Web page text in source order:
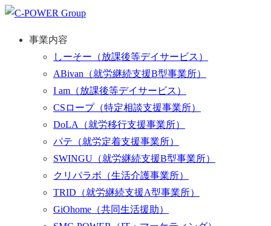
事業内容
しーそー （放課後等デイサービス）
ABivan （就労継続支援B型事業所）
I am （放課後等デイサービス）
CSロープ（特定相談支援事業所）
DoLA
（就労移行支援事業所）
パテ （就労定着支援事業所）
SWINGU （就労継続支援B型事業所）
クリパラボ （生活介護事業所）
TRID （就労継続支援A型事業所）
GiOhome （共同生活援助）